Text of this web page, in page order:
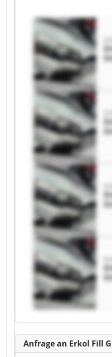
Anfrage an Erkol Fill